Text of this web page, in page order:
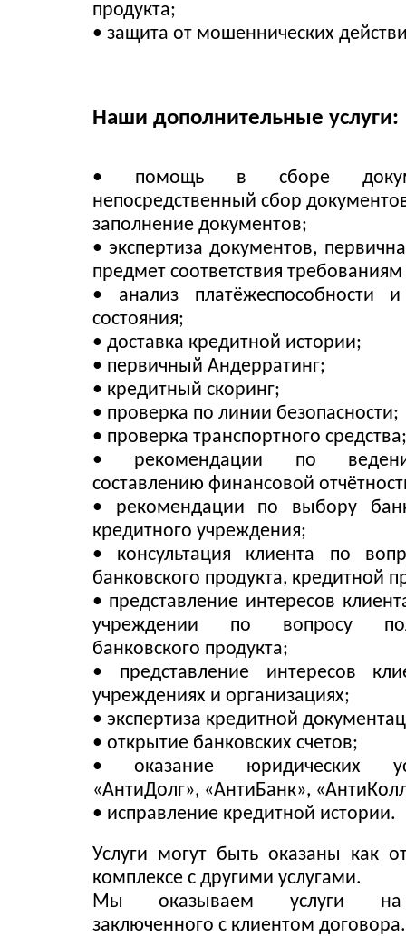
продукта;
• защита от мошеннических
Наши дополнительные услуги:
• помощь в сборе
непосредственный сбор
заполнение документов;
• экспертиза документов,
предмет соответствия
• анализ платёжеспособности
состояния;
• доставка кредитной истории;
• первичный Андерратинг;
• кредитный скоринг;
• проверка по линии безопасности;
• проверка транспортного средства;
• рекомендации по
составлению финансовой
• рекомендации по выбору
кредитного учреждения;
• консультация клиента по
банковского продукта, кредитной
• представление интересов
учреждении по вопросу
банковского продукта;
• представление интересов
учреждениях и организациях;
• экспертиза кредитной
• открытие банковских счетов;
• оказание юридических
«АнтиДолг», «АнтиБанк»,
• исправление кредитной истории.
Услуги могут быть оказаны как
комплексе с другими услугами.
Мы оказываем услуги на
заключенного с клиентом договора.